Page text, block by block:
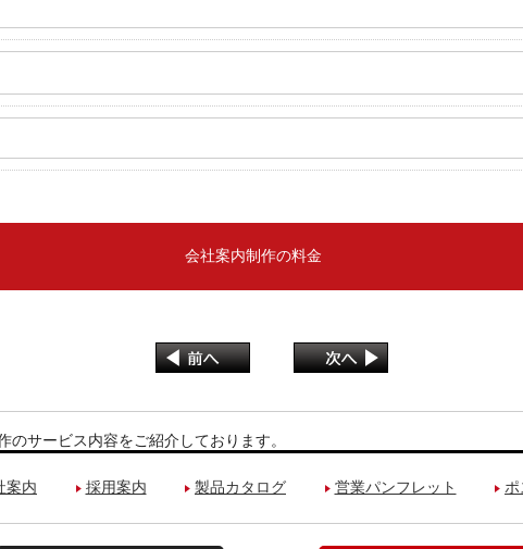
会社案内制作の料金
のサービス内容をご紹介しております。
案内 採用案内 製品カタログ 営業パンフレット